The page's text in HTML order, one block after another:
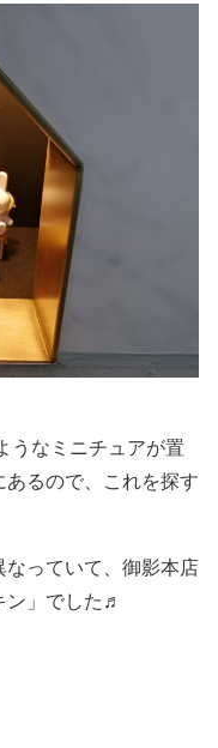
うなミニチュアが置
るので、これを探す
っていて、御影本店
ン」でした♬